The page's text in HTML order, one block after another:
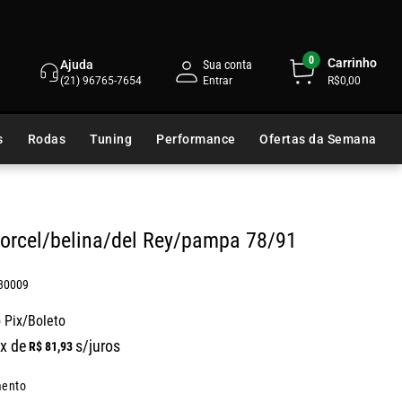
Ajuda
(21) 96765-7654
Sua conta 0 Carrinho
R$0,00
Rodas Tuning Performance Ofertas da Semana
belina/del Rey/pampa 78/91
Boleto
x de R$ 81,93 s/juros